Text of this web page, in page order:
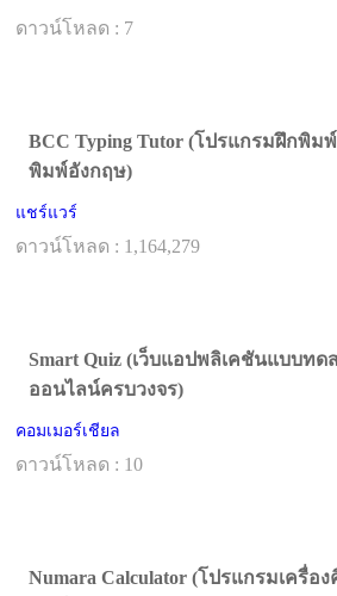
ดาวน์โหลด : 7
BCC Typing Tutor (โปรแกรมฝึกพิม
พิมพ์อังกฤษ)
แชร์แวร์
ดาวน์โหลด : 1,164,279
Smart Quiz (เว็บแอปพลิเคชันแบบท
ออนไลน์ครบวงจร)
คอมเมอร์เชียล
ดาวน์โหลด : 10
Numara Calculator (โปรแกรมเครื่อ